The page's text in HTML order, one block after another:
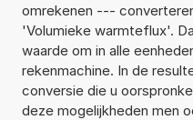
omrekenen ---
'Volumieke warmteflux'.
waarde om in alle
rekenmachine. In de
conversie die u
deze mogelijkheden men